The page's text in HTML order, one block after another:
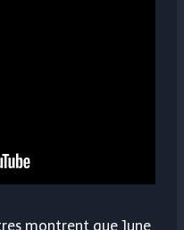
montrent que June